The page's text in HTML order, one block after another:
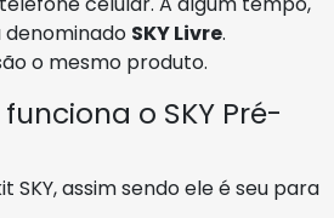
denominado SKY Livre.
o mesmo produto.
o SKY Pré-
SKY, assim sendo ele é seu para